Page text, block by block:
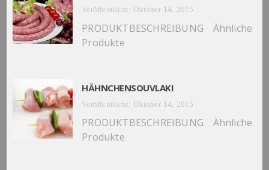
Veröffentlicht: Oktober 14, 2015
PRODUKTBESCHREIBUNG Ähnliche
Produkte
HÄHNCHENSOUVLAKI
Veröffentlicht: Oktober 14, 2015
PRODUKTBESCHREIBUNG Ähnliche
Produkte